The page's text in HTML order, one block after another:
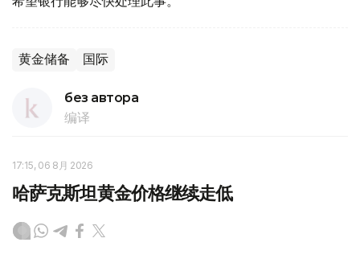
黄金储备 国际
без автора
编译
17:15, 06 8月 2026
哈萨克斯坦黄金价格继续走低